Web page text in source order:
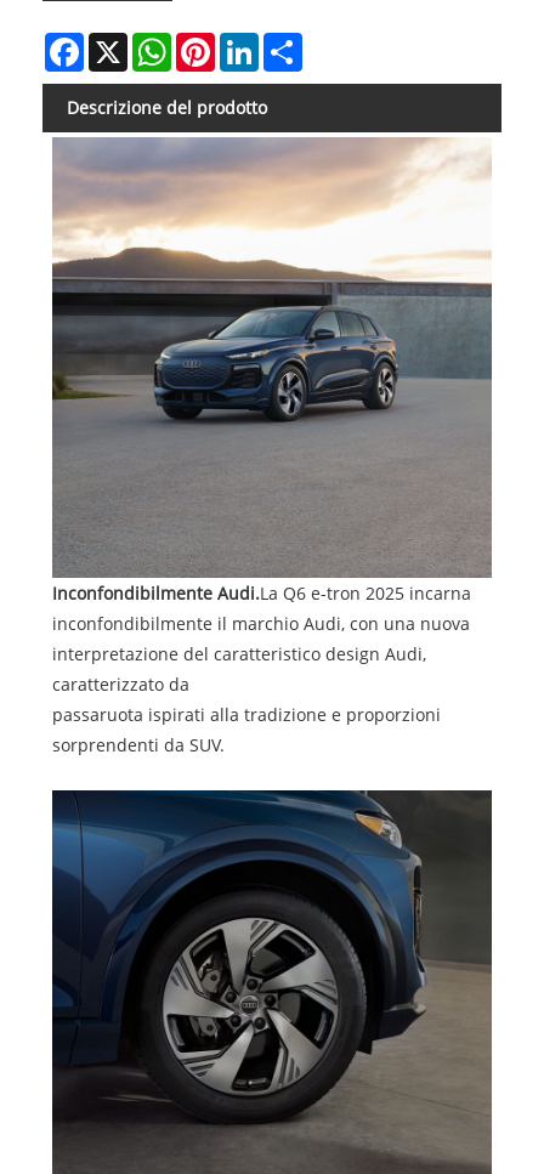
Facebook
X WhatsAppPinterestLinkedIn
Descrizione del prodotto
Inconfondibilmente Audi.La Q6 e-tron 2025 incarna
inconfondibilmente il marchio Audi, con una nuova
interpretazione del caratteristico design Audi,
caratterizzato da
passaruota ispirati alla tradizione e proporzioni
sorprendenti da SUV.